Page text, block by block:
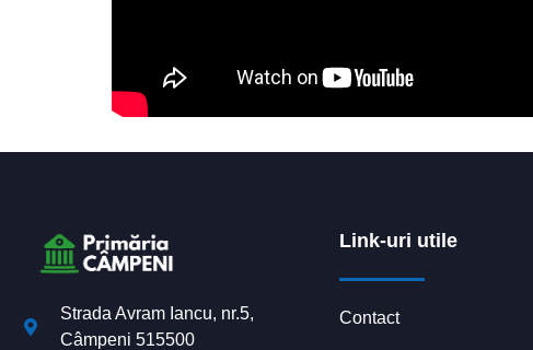
Strada Avram Iancu, nr.5,
Câmpeni 515500
Link-uri utile
Contact